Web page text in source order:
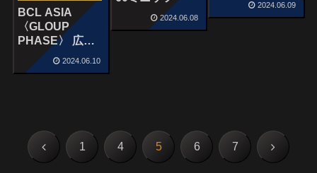
BCL ASIA
〈GLOUP
PHASE〉 広島
ドラゴンフライ
ズ vs ペリタ・
2024.06.10
2024.06.09
2024.06.08
前 1 4 5 6 7 次